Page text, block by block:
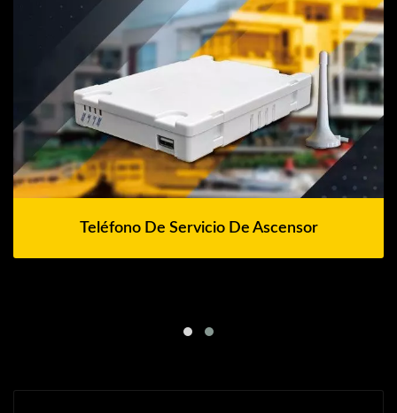
Teléfono De Servicio De Ascensor